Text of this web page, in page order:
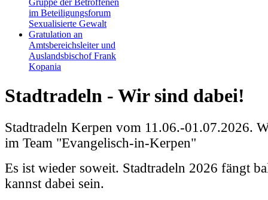
im Beteiligungsforum
Sexualisierte Gewalt
Gratulation an
Amtsbereichsleiter und
Auslandsbischof Frank
Kopania
Stadtradeln - Wir sind dabei!
Stadtradeln Kerpen vom 11.06.-01.07.2026.
im Team "Evangelisch-in-Kerpen"
Es ist wieder soweit. Stadtradeln 2026 fängt
kannst dabei sein.